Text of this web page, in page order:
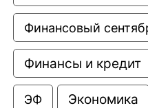
Финансовый
Финансы и кредит
ЭФ Экономика